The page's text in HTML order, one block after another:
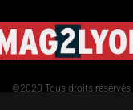
©2020 Tous droits réservés